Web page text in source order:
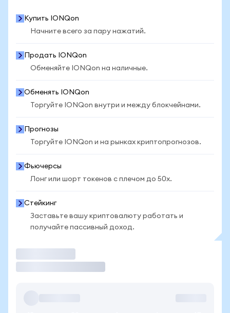
Купить IONQon
Начните всего за пару нажатий.
Продать IONQon
Обменяйте IONQon на наличные.
Обменять IONQon
Торгуйте IONQon внутри и между блокчейнами.
Прогнозы
Торгуйте IONQon и на рынках криптопрогнозов.
Фьючерсы
Лонг или шорт токенов с плечом до 50x.
Стейкинг
Заставьте вашу криптовалюту работать и
получайте пассивный доход.